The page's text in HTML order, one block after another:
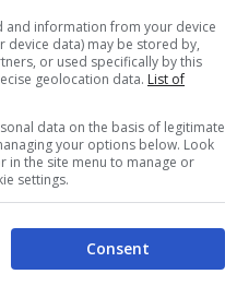
Territoriale 21
and information from your device
device data) may be stored by,
or used specifically by this
geolocation data. List of
data on the basis of legitimate
your options below. Look
in the site menu to manage or
settings.
Consent